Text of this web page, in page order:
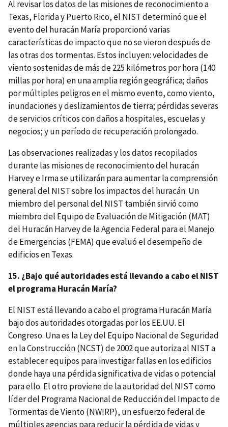
Al revisar los datos de las misiones de reconocimiento a
Texas, Florida y Puerto Rico, el NIST determinó que el
evento del huracán María proporcionó varias
características de impacto que no se vieron después de
las otras dos tormentas. Estos incluyen: velocidades de
viento sostenidas de más de 225 kilómetros por hora (140
millas por hora) en una amplia región geográfica; daños
por múltiples peligros en el mismo evento, como viento,
inundaciones y deslizamientos de tierra; pérdidas severas
de servicios críticos con daños a hospitales, escuelas y
negocios; y un período de recuperación prolongado.
Las observaciones realizadas y los datos recopilados
durante las misiones de reconocimiento del huracán
Harvey e Irma se utilizarán para aumentar la comprensión
general del NIST sobre los impactos del huracán. Un
miembro del personal del NIST también sirvió como
miembro del Equipo de Evaluación de Mitigación (MAT)
del Huracán Harvey de la Agencia Federal para el Manejo
de Emergencias (FEMA) que evaluó el desempeño de
edificios en Texas.
15. ¿Bajo qué autoridades está llevando a cabo el NIST
el programa Huracán María?
El NIST está llevando a cabo el programa Huracán María
bajo dos autoridades otorgadas por los EE.UU. El
Congreso. Una es la Ley del Equipo Nacional de Seguridad
en la Construcción (NCST) de 2002 que autoriza al NIST a
establecer equipos para investigar fallas en los edificios
donde haya una pérdida significativa de vidas o potencial
para ello. El otro proviene de la autoridad del NIST como
líder del Programa Nacional de Reducción del Impacto de
Tormentas de Viento (NWIRP), un esfuerzo federal de
múltiples agencias para reducir la pérdida de vidas y